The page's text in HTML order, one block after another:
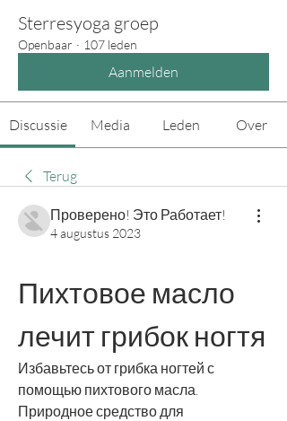
Sterresyoga groep
Openbaar · 107 leden
Aanmelden
Discussie Media Leden Over
Terug
Проверено! Это Работает!
4 augustus 2023
Пихтовое масло
лечит грибок ногтя
Избавьтесь от грибка ногтей с
помощью пихтового масла.
Природное средство для